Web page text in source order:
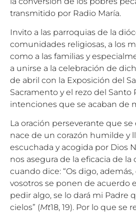
transmitido por Radio María.
Invito a las parroquias de la
comunidades religiosas, a los
como a las familias y
a unirse a la celebración de
de abril con la Exposición del
Sacramento y el rezo del Santo
intenciones que se acaban de
La oración perseverante que se
nace de un corazón humilde y
escuchada y acogida por Dios
nos asegura de la eficacia de la
cuando dice: “Os digo,
vosotros se ponen de acuerdo
pedir algo, se lo dará mi Padre
cielos” (Mt18, 19). Por lo que se